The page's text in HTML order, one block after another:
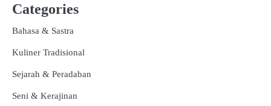
Categories
Bahasa & Sastra
Kuliner Tradisional
Sejarah & Peradaban
Seni & Kerajinan